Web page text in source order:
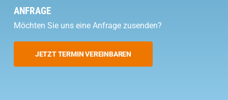
ANFRAGE
Möchten Sie uns eine Anfrage zusenden?
JETZT TERMIN VEREINBAREN